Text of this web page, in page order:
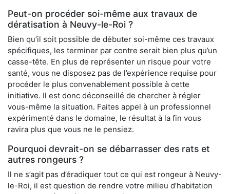
Peut-on procéder soi-même aux travaux de
dératisation à Neuvy-le-Roi ?
Bien qu’il soit possible de débuter soi-même ces travaux
spécifiques, les terminer par contre serait bien plus qu’un
casse-tête. En plus de représenter un risque pour votre
santé, vous ne disposez pas de l’expérience requise pour
procéder le plus convenablement possible à cette
initiative. Il est donc déconseillé de chercher à régler
vous-même la situation. Faites appel à un professionnel
expérimenté dans le domaine, le résultat à la fin vous
ravira plus que vous ne le pensiez.
Pourquoi devrait-on se débarrasser des rats et
autres rongeurs ?
Il ne s’agit pas d’éradiquer tout ce qui est rongeur à Neuvy-
le-Roi, il est question de rendre votre milieu d’habitation